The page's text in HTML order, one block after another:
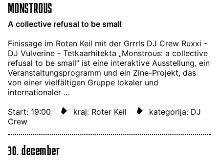
MONSTROUS
A collective refusal to be small
Finissage im Roten Keil mit der Grrrls DJ Crew Ruxxi -
DJ Vulverine - Tetkaarhitekta „Monstrous: a collective
refusal to be small“ ist eine interaktive Ausstellung, ein
Veranstaltungsprogramm und ein Zine-Projekt, das
von einer vielfältigen Gruppe lokaler und
internationaler …
Start: 19:00 kraj: Roter Keil
kategorija: DJ
Crew
30. december